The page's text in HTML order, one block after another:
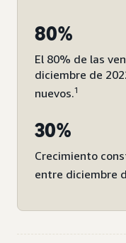
80%
El 80% de las
diciembre de
nuevos.1
30%
Crecimiento
entre diciembre